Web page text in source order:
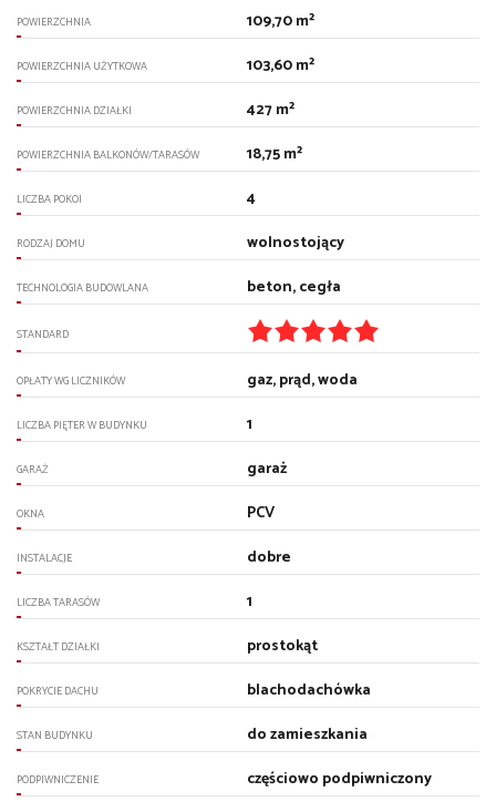
POWIERZCHNIA 109,70 m²
POWIERZCHNIA UŻYTKOWA 103,60 m²
POWIERZCHNIA DZIAŁKI 427 m²
POWIERZCHNIA BALKONÓW/TARASÓW 18,75 m²
LICZBA POKOI 4
RODZAJ DOMU wolnostojący
TECHNOLOGIA BUDOWLANA beton, cegła
STANDARD
OPŁATY WG LICZNIKÓW gaz, prąd, woda
LICZBA PIĘTER W BUDYNKU 1
GARAŻ garaż
OKNA PCV
INSTALACJE dobre
LICZBA TARASÓW 1
KSZTAŁT DZIAŁKI prostokąt
POKRYCIE DACHU blachodachówka
STAN BUDYNKU do zamieszkania
PODPIWNICZENIE częściowo podpiwniczony